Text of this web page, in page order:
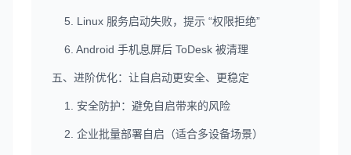
5. Linux 服务启动失败，提示 “权限拒绝”
6. Android 手机息屏后 ToDesk 被清理
五、进阶优化：让自启动更安全、更稳定
1. 安全防护：避免自启带来的风险
2. 企业批量部署自启（适合多设备场景）